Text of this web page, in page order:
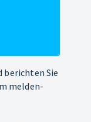
berichten Sie
melden-